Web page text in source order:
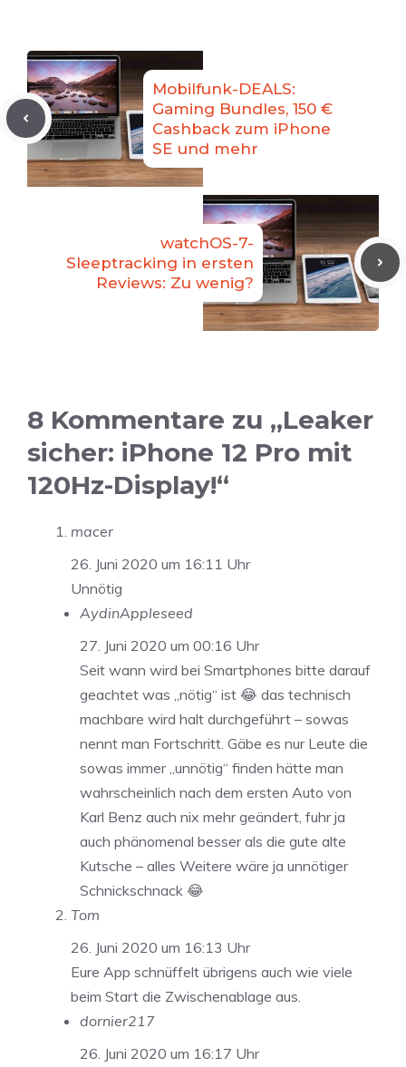
Mobilfunk-DEALS:
Gaming Bundles, 150 €
Cashback zum iPhone
SE und mehr
watchOS-7-
Sleeptracking in ersten
Reviews: Zu wenig?
8 Kommentare zu „Leaker
sicher: iPhone 12 Pro mit
120Hz-Display!“
macer
26. Juni 2020 um 16:11 Uhr
Unnötig
AydinAppleseed
27. Juni 2020 um 00:16 Uhr
Seit wann wird bei Smartphones bitte darauf
geachtet was „nötig“ ist 😂 das technisch
machbare wird halt durchgeführt – sowas
nennt man Fortschritt. Gäbe es nur Leute die
sowas immer „unnötig“ finden hätte man
wahrscheinlich nach dem ersten Auto von
Karl Benz auch nix mehr geändert, fuhr ja
auch phänomenal besser als die gute alte
Kutsche – alles Weitere wäre ja unnötiger
Schnickschnack 😂
Tom
26. Juni 2020 um 16:13 Uhr
Eure App schnüffelt übrigens auch wie viele
beim Start die Zwischenablage aus.
dornier217
26. Juni 2020 um 16:17 Uhr